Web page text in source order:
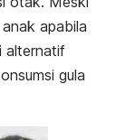
apabila
alternatif
gula